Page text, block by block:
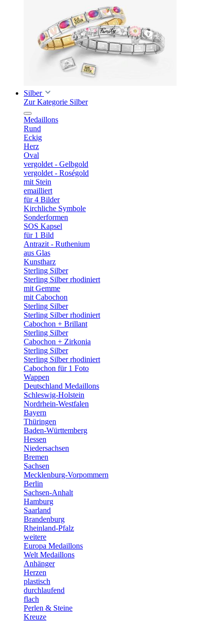
Silber
Zur Kategorie Silber
Medaillons
Rund
Eckig
Herz
Oval
vergoldet - Gelbgold
vergoldet - Roségold
mit Stein
emailliert
für 4 Bilder
Kirchliche Symbole
Sonderformen
SOS Kapsel
für 1 Bild
Antrazit - Ruthenium
aus Glas
Kunstharz
Sterling Silber
Sterling Silber rhodiniert
mit Gemme
mit Cabochon
Sterling Silber
Sterling Silber rhodiniert
Cabochon + Brillant
Sterling Silber
Cabochon + Zirkonia
Sterling Silber
Sterling Silber rhodiniert
Cabochon für 1 Foto
Wappen
Deutschland Medaillons
Schleswig-Holstein
Nordrhein-Westfalen
Bayern
Thüringen
Baden-Württemberg
Hessen
Niedersachsen
Bremen
Sachsen
Mecklenburg-Vorpommern
Berlin
Sachsen-Anhalt
Hamburg
Saarland
Brandenburg
Rheinland-Pfalz
weitere
Europa Medaillons
Welt Medaillons
Anhänger
Herzen
plastisch
durchlaufend
flach
Perlen & Steine
Kreuze